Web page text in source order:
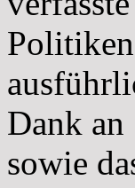
Dank
sowie